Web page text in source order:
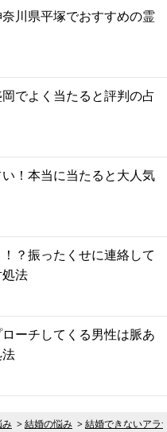
川県平塚でおすすめの霊
でよく当たると評判の占
！本当に当たると大人気
？振ったくせに連絡して
法
ーチしてくる男性は脈あ
み 結婚の悩み 結婚できないアラ